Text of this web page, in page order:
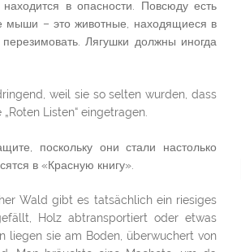
в опасности. Повсюду есть
мыши – это животные, находящиеся в
Лягушки должны иногда
weil sie so selten wurden, dass
Listen“ eingetragen.
поскольку они стали настолько
в «Красную книгу».
Wald gibt es tatsächlich ein riesiges
Holz abtransportiert oder etwas
liegen sie am Boden, überwuchert von